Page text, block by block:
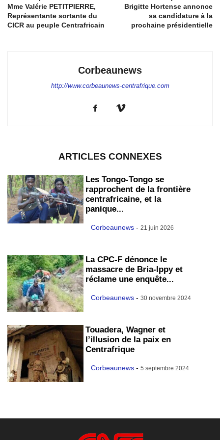
Mme Valérie PETITPIERRE,
Représentante sortante du
CICR au peuple Centrafricain
Brigitte Hortense annonce
sa candidature à la
prochaine présidentielle
Corbeaunews
http://www.corbeaunews-centrafrique.com
ARTICLES CONNEXES
Les Tongo-Tongo se
rapprochent de la frontière
centrafricaine, et la
panique...
Corbeaunews - 21 juin 2026
La CPC-F dénonce le
massacre de Bria-Ippy et
réclame une enquête...
Corbeaunews - 30 novembre 2024
Touadera, Wagner et
l’illusion de la paix en
Centrafrique
Corbeaunews - 5 septembre 2024